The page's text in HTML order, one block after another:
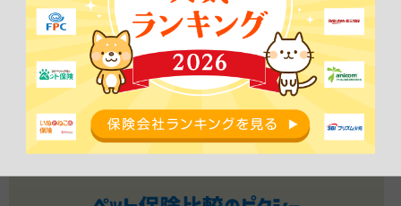
【いつまでも楽しく暮らすために、ねこの健康をかんが
える！様】から当サイトをご紹介いただきました！